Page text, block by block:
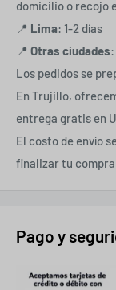
domicilio o recojo
📍 Lima: 1-2 días
📍 Otras ciudades
Los pedidos se
En Trujillo,
entrega gratis en
El costo de envío
finalizar tu
Pago y